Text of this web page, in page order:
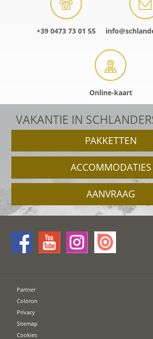
+39 0473 73 01 55
Online-kaart
VAKANTIE IN
PAKKETTEN
ACCOMMODATIES
AANVRAAG
Partner
Coloron
Privacy
Sitemap
Cookies